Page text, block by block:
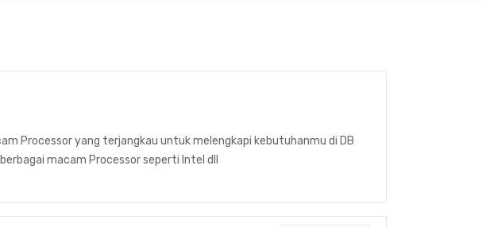
Processor yang terjangkau untuk melengkapi kebutuhanmu di DB
macam Processor seperti Intel dll